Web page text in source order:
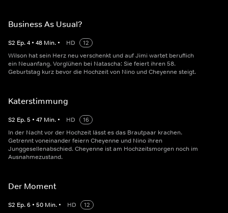
Business As Usual?
S2 Ep.4 • 48 Min. • HD
12
Wilson hat sein Herz neu verschenkt und auf Jimi wartet beruflich
ein Neuanfang. Vorglühen bei Natascha: Sie feiert ihren 58.
Geburtstag kurz bevor die Hochzeit von Nino und Cheyenne steigt.
Katerstimmung
S2 Ep.5 • 47 Min. • HD
16
In der Nacht vor der Hochzeit lässt es das Brautpaar krachen.
Getrennt voneinander feiern Cheyenne und Nino ihren
Junggesellenabschied. Cheyenne ist am Hochzeitsmorgen noch im
Ausnahmezustand.
Der Moment
S2 Ep.6 • 50 Min. • HD
12